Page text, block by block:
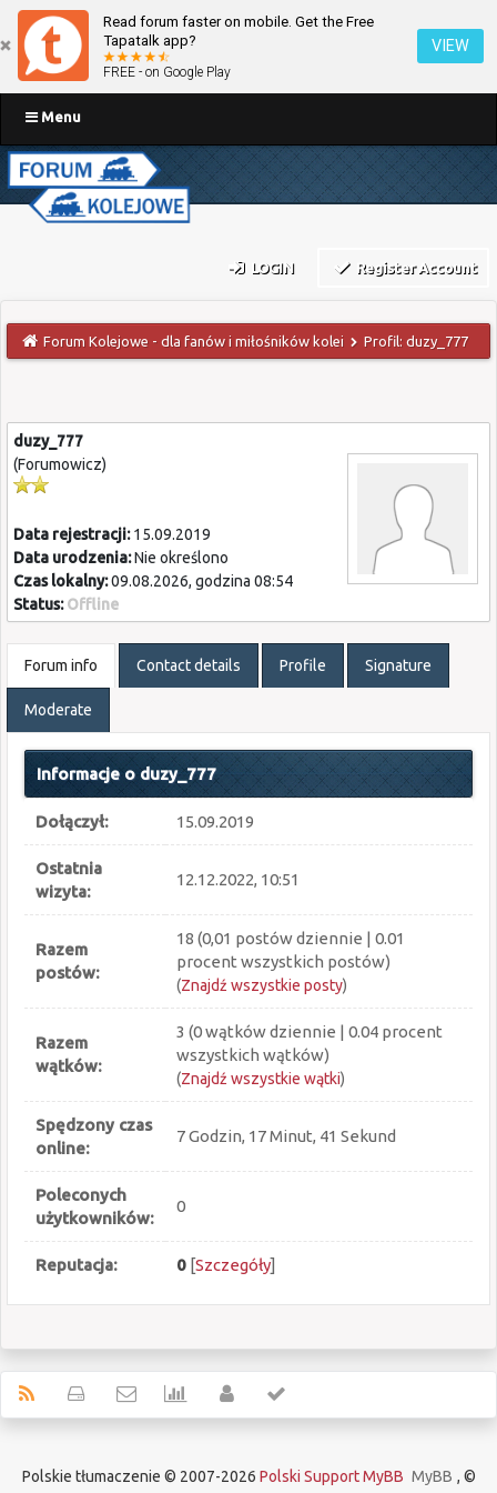
Read forum faster on mobile. Get the Free
Tapatalk app?
FREE - on Google Play
VIEW
Menu
LOGIN Register Account
Forum Kolejowe - dla fanów i miłośników kolei Profil: duzy_777
duzy_777
(Forumowicz)
Data rejestracji:15.09.2019
Data urodzenia:Nie określono
Czas lokalny:09.08.2026, godzina 08:54
Status: Offline
Forum info Contact details Profile Signature
Moderate
Informacje o duzy_777
Dołączył: 15.09.2019
Ostatnia
wizyta:
12.12.2022, 10:51
Razem
postów:
18 (0,01 postów dziennie | 0.01
procent wszystkich postów)
(Znajdź wszystkie posty)
Razem
wątków:
3 (0 wątków dziennie | 0.04 procent
wszystkich wątków)
(Znajdź wszystkie wątki)
Spędzony czas
online:
7 Godzin, 17 Minut, 41 Sekund
Poleconych
użytkowników:
0
Reputacja: 0 [Szczegóły]
Polskie tłumaczenie © 2007-2026 Polski Support MyBB MyBB , ©